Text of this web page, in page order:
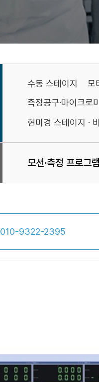
수동 스테이지 모
측정공구·마이크로
현미경 스테이지 ·
모션·측정 프로그램
010-9322-2395